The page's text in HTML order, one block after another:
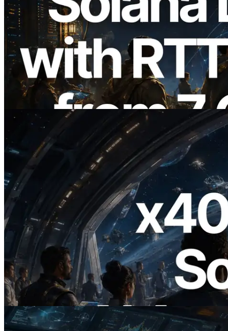
2026.08.05
ERPC erweitert Solana Leader Slot API
um Ping-Messung aus 7 globalen
Regionen — Validators Information API
ebenfalls gestartet
2026.07.04
ERPC startet x402-fähige Solana RPC —
Der Beginn einer Ära, in der KI-Agenten
APIs bei Bedarf bezahlen
Artikel lesen